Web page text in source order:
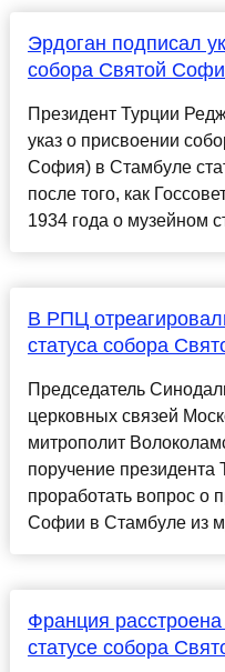
Эрдоган подписал
собора Святой
Президент Турции
указ о присвоении
София) в Стамбуле
после того, как
1934 года о музейном
В РПЦ
статуса собора
Председатель
церковных связей
митрополит
поручение президента
проработать вопрос о
Софии в Стамбуле из
Франция
статусе собора